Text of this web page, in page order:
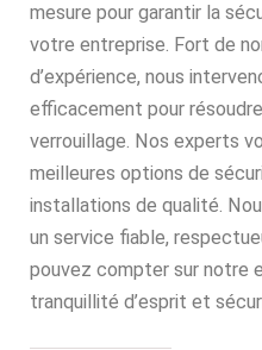
mesure pour garantir la
votre entreprise. Fort de
d’expérience, nous
efficacement pour
verrouillage. Nos experts
meilleures options de
installations de qualité.
un service fiable,
pouvez compter sur notre
tranquillité d’esprit et